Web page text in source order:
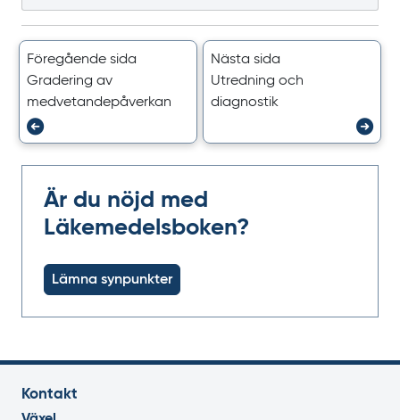
Föregående sida
Gradering av
medvetande­påverkan
Nästa sida
Utredning och
diagnostik
Är du nöjd med
Läkemedelsboken?
Lämna synpunkter
Kontakt